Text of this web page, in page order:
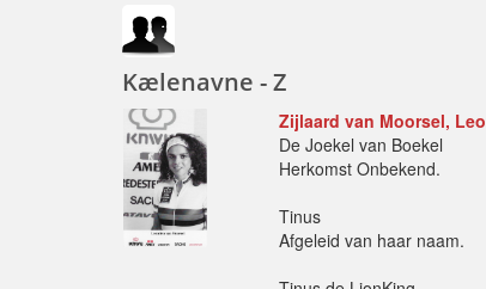
Kælenavne - Z
Zijlaard van Moorsel,
De Joekel van Boekel
Herkomst Onbekend.
Tinus
Afgeleid van haar naam.